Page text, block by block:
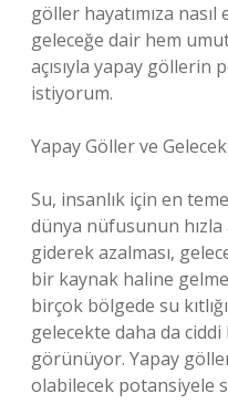
göller hayatımıza
geleceğe dair hem
açısıyla yapay
istiyorum.
Yapay Göller ve
Su, insanlık için en
dünya nüfusunun hızla
giderek azalması,
bir kaynak haline
birçok bölgede su
gelecekte daha da
görünüyor. Yapay
olabilecek potansiyele